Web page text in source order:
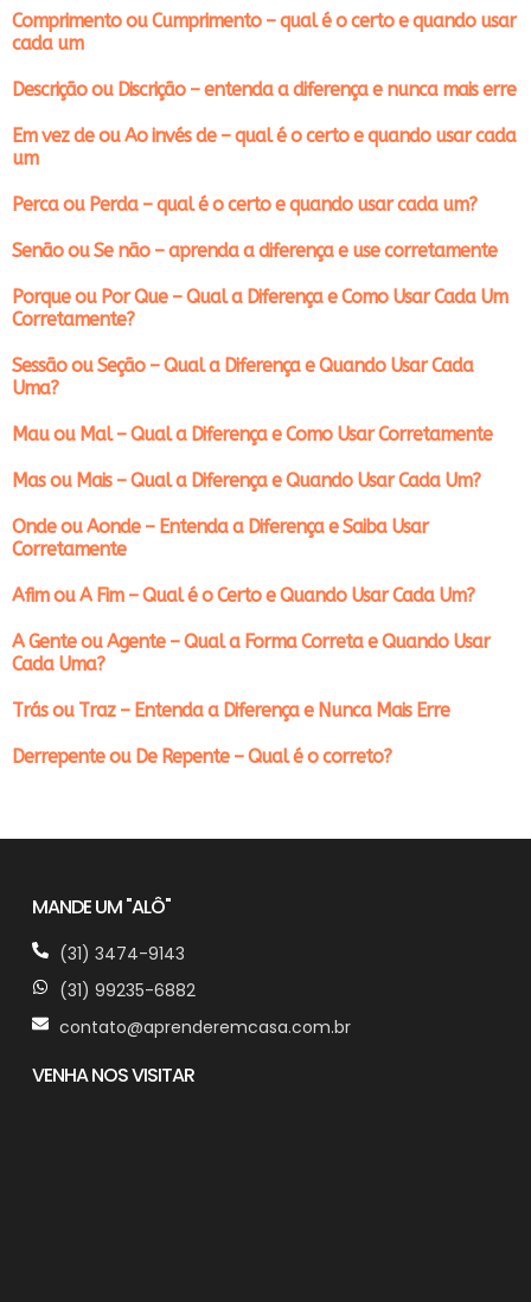
Comprimento ou Cumprimento – qual é o certo e quando usar
cada um
Descrição ou Discrição – entenda a diferença e nunca mais erre
Em vez de ou Ao invés de – qual é o certo e quando usar cada
um
Perca ou Perda – qual é o certo e quando usar cada um?
Senão ou Se não – aprenda a diferença e use corretamente
Porque ou Por Que – Qual a Diferença e Como Usar Cada Um
Corretamente?
Sessão ou Seção – Qual a Diferença e Quando Usar Cada
Uma?
Mau ou Mal – Qual a Diferença e Como Usar Corretamente
Mas ou Mais – Qual a Diferença e Quando Usar Cada Um?
Onde ou Aonde – Entenda a Diferença e Saiba Usar
Corretamente
Afim ou A Fim – Qual é o Certo e Quando Usar Cada Um?
A Gente ou Agente – Qual a Forma Correta e Quando Usar
Cada Uma?
Trás ou Traz – Entenda a Diferença e Nunca Mais Erre
Derrepente ou De Repente – Qual é o correto?
MANDE UM "ALÔ"
(31) 3474-9143
(31) 99235-6882
contato@aprenderemcasa.com.br
VENHA NOS VISITAR